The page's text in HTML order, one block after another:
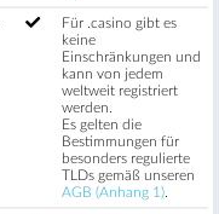
Für .casino gibt es
keine
Einschränkungen und
kann von jedem
weltweit registriert
werden.
Es gelten die
Bestimmungen für
besonders regulierte
TLDs gemäß unseren
AGB (Anhang 1)